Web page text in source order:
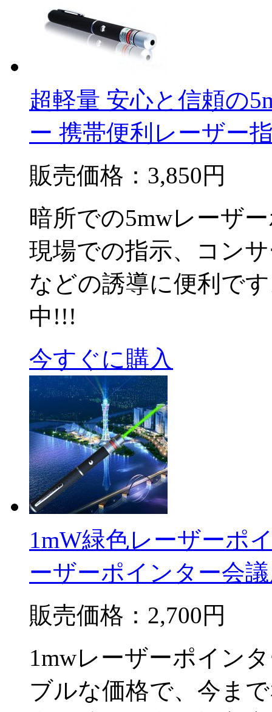
超軽量 安心と信頼の
ー 携帯便利レーザー
販売価格： 3,850円
暗所での5mwレーザ
現場での指示、コン
などの誘導に便利で
中!!!
今すぐに購入
1mW緑色レーザーポ
ーザーポインター会
販売価格： 2,700円
1mwレーザーポイン
ブルな価格で、今ま